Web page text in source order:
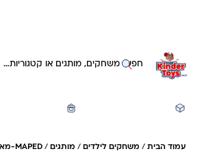
חיפוש באתר
עמוד הבית / משחקים לילדים / מותגים / MAPED-מאפד